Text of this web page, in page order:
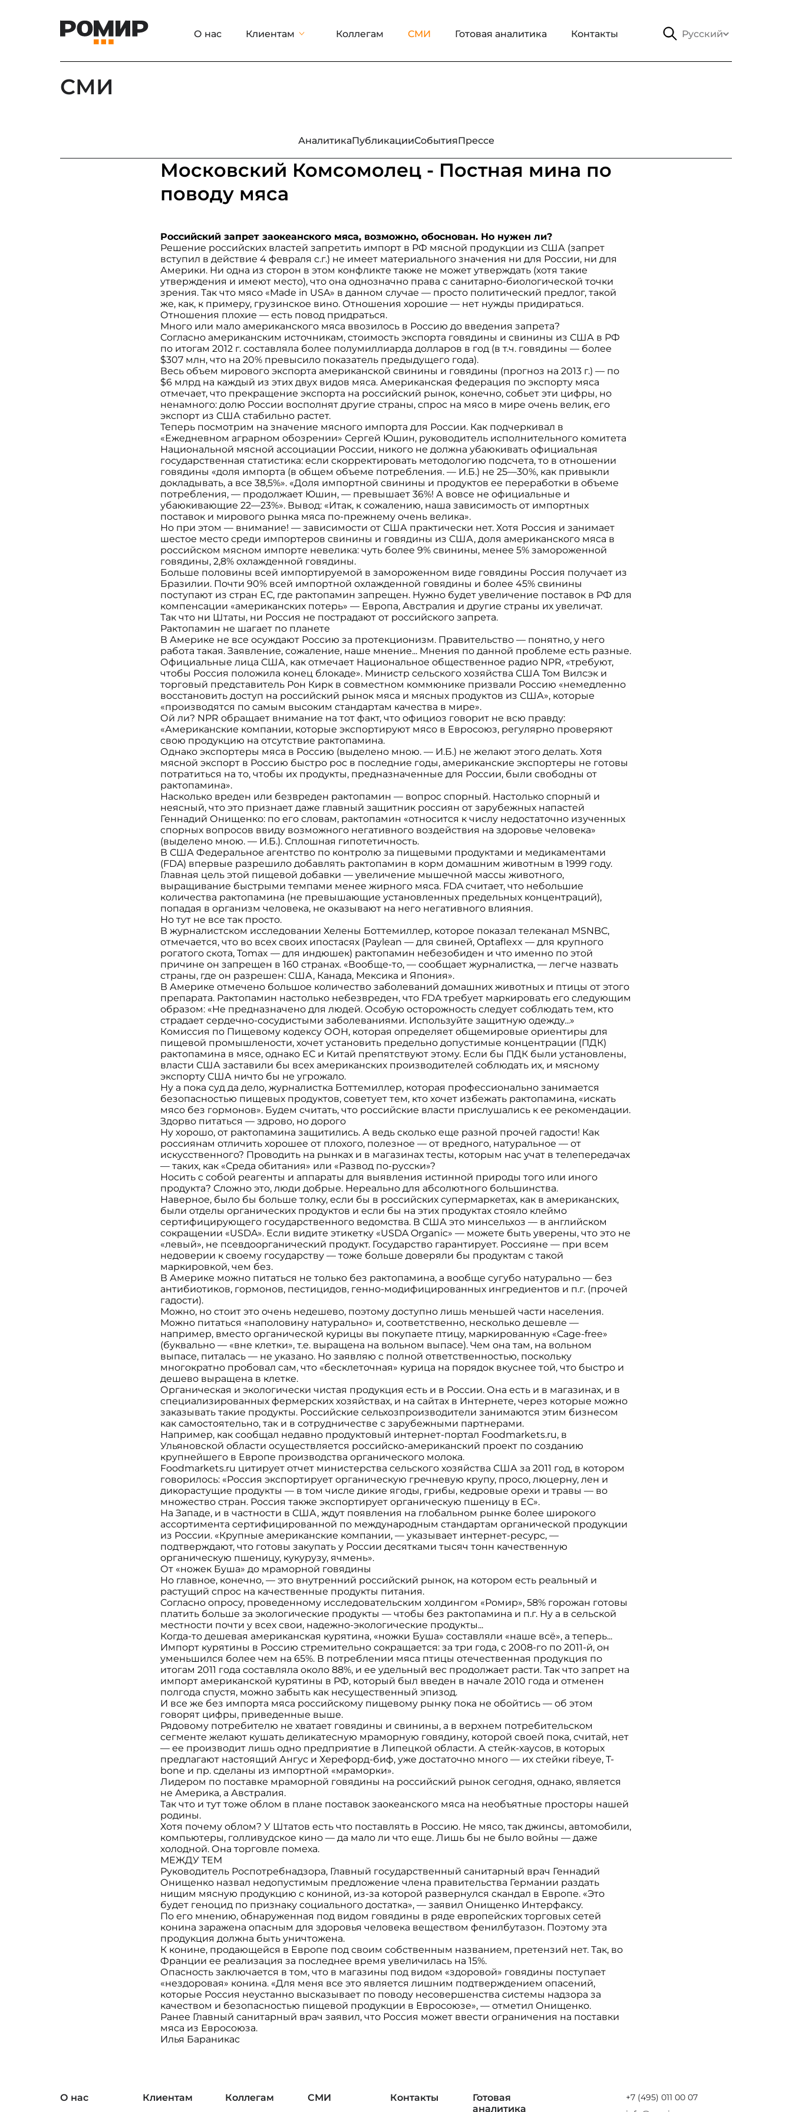
О нас Клиентам Коллегам СМИ Готовая аналитика Контакты Русский
СМИ
АналитикаПубликацииСобытияПрессе
Московский Комсомолец - Постная мина по
поводу мяса
Российский запрет заокеанского мяса, возможно, обоснован. Но нужен ли?
Решение российских властей запретить импорт в РФ мясной продукции из США (запрет
вступил в действие 4 февраля с.г.) не имеет материального значения ни для России, ни для
Америки. Ни одна из сторон в этом конфликте также не может утверждать (хотя такие
утверждения и имеют место), что она однозначно права с санитарно-биологической точки
зрения. Так что мясо «Made in USA» в данном случае — просто политический предлог, такой
же, как, к примеру, грузинское вино. Отношения хорошие — нет нужды придираться.
Отношения плохие — есть повод придраться.
Много или мало американского мяса ввозилось в Россию до введения запрета?
Согласно американским источникам, стоимость экспорта говядины и свинины из США в РФ
по итогам 2012 г. составляла более полумиллиарда долларов в год (в т.ч. говядины — более
$307 млн, что на 20% превысило показатель предыдущего года).
Весь объем мирового экспорта американской свинины и говядины (прогноз на 2013 г.) — по
$6 млрд на каждый из этих двух видов мяса. Американская федерация по экспорту мяса
отмечает, что прекращение экспорта на российский рынок, конечно, собьет эти цифры, но
ненамного: долю России восполнят другие страны, спрос на мясо в мире очень велик, его
экспорт из США стабильно растет.
Теперь посмотрим на значение мясного импорта для России. Как подчеркивал в
«Ежедневном аграрном обозрении» Сергей Юшин, руководитель исполнительного комитета
Национальной мясной ассоциации России, никого не должна убаюкивать официальная
государственная статистика: если скорректировать методологию подсчета, то в отношении
говядины «доля импорта (в общем объеме потребления. — И.Б.) не 25—30%, как привыкли
докладывать, а все 38,5%». «Доля импортной свинины и продуктов ее переработки в объеме
потребления, — продолжает Юшин, — превышает 36%! А вовсе не официальные и
убаюкивающие 22—23%». Вывод: «Итак, к сожалению, наша зависимость от импортных
поставок и мирового рынка мяса по-прежнему очень велика».
Но при этом — внимание! — зависимости от США практически нет. Хотя Россия и занимает
шестое место среди импортеров свинины и говядины из США, доля американского мяса в
российском мясном импорте невелика: чуть более 9% свинины, менее 5% замороженной
говядины, 2,8% охлажденной говядины.
Больше половины всей импортируемой в замороженном виде говядины Россия получает из
Бразилии. Почти 90% всей импортной охлажденной говядины и более 45% свинины
поступают из стран ЕС, где рактопамин запрещен. Нужно будет увеличение поставок в РФ для
компенсации «американских потерь» — Европа, Австралия и другие страны их увеличат.
Так что ни Штаты, ни Россия не пострадают от российского запрета.
Рактопамин не шагает по планете
В Америке не все осуждают Россию за протекционизм. Правительство — понятно, у него
работа такая. Заявление, сожаление, наше мнение... Мнения по данной проблеме есть разные.
Официальные лица США, как отмечает Национальное общественное радио NPR, «требуют,
чтобы Россия положила конец блокаде». Министр сельского хозяйства США Том Вилсэк и
торговый представитель Рон Кирк в совместном коммюнике призвали Россию «немедленно
восстановить доступ на российский рынок мяса и мясных продуктов из США», которые
«производятся по самым высоким стандартам качества в мире».
Ой ли? NPR обращает внимание на тот факт, что официоз говорит не всю правду:
«Американские компании, которые экспортируют мясо в Евросоюз, регулярно проверяют
свою продукцию на отсутствие рактопамина.
Однако экспортеры мяса в Россию (выделено мною. — И.Б.) не желают этого делать. Хотя
мясной экспорт в Россию быстро рос в последние годы, американские экспортеры не готовы
потратиться на то, чтобы их продукты, предназначенные для России, были свободны от
рактопамина».
Насколько вреден или безвреден рактопамин — вопрос спорный. Настолько спорный и
неясный, что это признает даже главный защитник россиян от зарубежных напастей
Геннадий Онищенко: по его словам, рактопамин «относится к числу недостаточно изученных
спорных вопросов ввиду возможного негативного воздействия на здоровье человека»
(выделено мною. — И.Б.). Сплошная гипотетичность.
В США Федеральное агентство по контролю за пищевыми продуктами и медикаментами
(FDA) впервые разрешило добавлять рактопамин в корм домашним животным в 1999 году.
Главная цель этой пищевой добавки — увеличение мышечной массы животного,
выращивание быстрыми темпами менее жирного мяса. FDA считает, что небольшие
количества рактопамина (не превышающие установленных предельных концентраций),
попадая в организм человека, не оказывают на него негативного влияния.
Но тут не все так просто.
В журналистском исследовании Хелены Боттемиллер, которое показал телеканал MSNBC,
отмечается, что во всех своих ипостасях (Paylean — для свиней, Optaflexx — для крупного
рогатого скота, Tomax — для индюшек) рактопамин небезобиден и что именно по этой
причине он запрещен в 160 странах. «Вообще-то, — сообщает журналистка, — легче назвать
страны, где он разрешен: США, Канада, Мексика и Япония».
В Америке отмечено большое количество заболеваний домашних животных и птицы от этого
препарата. Рактопамин настолько небезвреден, что FDA требует маркировать его следующим
образом: «Не предназначено для людей. Особую осторожность следует соблюдать тем, кто
страдает сердечно-сосудистыми заболеваниями. Используйте защитную одежду...»
Комиссия по Пищевому кодексу ООН, которая определяет общемировые ориентиры для
пищевой промышлености, хочет установить предельно допустимые концентрации (ПДК)
рактопамина в мясе, однако ЕС и Китай препятствуют этому. Если бы ПДК были установлены,
власти США заставили бы всех американских производителей соблюдать их, и мясному
экспорту США ничто бы не угрожало.
Ну а пока суд да дело, журналистка Боттемиллер, которая профессионально занимается
безопасностью пищевых продуктов, советует тем, кто хочет избежать рактопамина, «искать
мясо без гормонов». Будем считать, что российские власти прислушались к ее рекомендации.
Здорво питаться — здрово, но дорого
Ну хорошо, от рактопамина защитились. А ведь сколько еще разной прочей гадости! Как
россиянам отличить хорошее от плохого, полезное — от вредного, натуральное — от
искусственного? Проводить на рынках и в магазинах тесты, которым нас учат в телепередачах
— таких, как «Среда обитания» или «Развод по-русски»?
Носить с собой реагенты и аппараты для выявления истинной природы того или иного
продукта? Сложно это, люди добрые. Нереально для абсолютного большинства.
Наверное, было бы больше толку, если бы в российских супермаркетах, как в американских,
были отделы органических продуктов и если бы на этих продуктах стояло клеймо
сертифицирующего государственного ведомства. В США это минсельхоз — в английском
сокращении «USDA». Если видите этикетку «USDA Organic» — можете быть уверены, что это не
«левый», не псевдоорганический продукт. Государство гарантирует. Россияне — при всем
недоверии к своему государству — тоже больше доверяли бы продуктам с такой
маркировкой, чем без.
В Америке можно питаться не только без рактопамина, а вообще сугубо натурально — без
антибиотиков, гормонов, пестицидов, генно-модифицированных ингредиентов и п.г. (прочей
гадости).
Можно, но стоит это очень недешево, поэтому доступно лишь меньшей части населения.
Можно питаться «наполовину натурально» и, соответственно, несколько дешевле —
например, вместо органической курицы вы покупаете птицу, маркированную «Сage-free»
(буквально — «вне клетки», т.е. выращена на вольном выпасе). Чем она там, на вольном
выпасе, питалась — не указано. Но заявляю с полной ответственностью, поскольку
многократно пробовал сам, что «бесклеточная» курица на порядок вкуснее той, что быстро и
дешево выращена в клетке.
Органическая и экологически чистая продукция есть и в России. Она есть и в магазинах, и в
специализированных фермерских хозяйствах, и на сайтах в Интернете, через которые можно
заказывать такие продукты. Российские сельхозпроизводители занимаются этим бизнесом
как самостоятельно, так и в сотрудничестве с зарубежными партнерами.
Например, как сообщал недавно продуктовый интернет-портал Foodmarkets.ru, в
Ульяновской области осуществляется российско-американский проект по созданию
крупнейшего в Европе производства органического молока.
Foodmarkets.ru цитирует отчет министерства сельского хозяйства США за 2011 год, в котором
говорилось: «Россия экспортирует органическую гречневую крупу, просо, люцерну, лен и
дикорастущие продукты — в том числе дикие ягоды, грибы, кедровые орехи и травы — во
множество стран. Россия также экспортирует органическую пшеницу в ЕС».
На Западе, и в частности в США, ждут появления на глобальном рынке более широкого
ассортимента сертифицированной по международным стандартам органической продукции
из России. «Крупные американские компании, — указывает интернет-ресурс, —
подтверждают, что готовы закупать у России десятками тысяч тонн качественную
органическую пшеницу, кукурузу, ячмень».
От «ножек Буша» до мраморной говядины
Но главное, конечно, — это внутренний российский рынок, на котором есть реальный и
растущий спрос на качественные продукты питания.
Согласно опросу, проведенному исследовательским холдингом «Ромир», 58% горожан готовы
платить больше за экологические продукты — чтобы без рактопамина и п.г. Ну а в сельской
местности почти у всех свои, надежно-экологические продукты...
Когда-то дешевая американская курятина, «ножки Буша» составляли «наше всё», а теперь...
Импорт курятины в Россию стремительно сокращается: за три года, с 2008-го по 2011-й, он
уменьшился более чем на 65%. В потреблении мяса птицы отечественная продукция по
итогам 2011 года составляла около 88%, и ее удельный вес продолжает расти. Так что запрет на
импорт американской курятины в РФ, который был введен в начале 2010 года и отменен
полгода спустя, можно забыть как несущественный эпизод.
И все же без импорта мяса российскому пищевому рынку пока не обойтись — об этом
говорят цифры, приведенные выше.
Рядовому потребителю не хватает говядины и свинины, а в верхнем потребительском
сегменте желают кушать деликатесную мраморную говядину, которой своей пока, считай, нет
— ее производит лишь одно предприятие в Липецкой области. А стейк-хаусов, в которых
предлагают настоящий Ангус и Херефорд-биф, уже достаточно много — их стейки ribeye, T-
bone и пр. сделаны из импортной «мраморки».
Лидером по поставке мраморной говядины на российский рынок сегодня, однако, является
не Америка, а Австралия.
Так что и тут тоже облом в плане поставок заокеанского мяса на необъятные просторы нашей
родины.
Хотя почему облом? У Штатов есть что поставлять в Россию. Не мясо, так джинсы, автомобили,
компьютеры, голливудское кино — да мало ли что еще. Лишь бы не было войны — даже
холодной. Она торговле помеха.
МЕЖДУ ТЕМ
Руководитель Роспотребнадзора, Главный государственный санитарный врач Геннадий
Онищенко назвал недопустимым предложение члена правительства Германии раздать
нищим мясную продукцию с кониной, из-за которой развернулся скандал в Европе. «Это
будет геноцид по признаку социального достатка», — заявил Онищенко Интерфаксу.
По его мнению, обнаруженная под видом говядины в ряде европейских торговых сетей
конина заражена опасным для здоровья человека веществом фенилбутазон. Поэтому эта
продукция должна быть уничтожена.
К конине, продающейся в Европе под своим собственным названием, претензий нет. Так, во
Франции ее реализация за последнее время увеличилась на 15%.
Опасность заключается в том, что в магазины под видом «здоровой» говядины поступает
«нездоровая» конина. «Для меня все это является лишним подтверждением опасений,
которые Россия неустанно высказывает по поводу несовершенства системы надзора за
качеством и безопасностью пищевой продукции в Евросоюзе», — отметил Онищенко.
Ранее Главный санитарный врач заявил, что Россия может ввести ограничения на поставки
мяса из Евросоюза.
Илья Бараникас
О нас Клиентам Коллегам СМИ Контакты
Готовая
аналитика
+7 (495) 011 00 07